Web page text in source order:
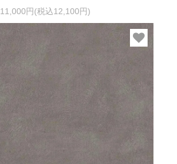
11,000円(税込12,100円)